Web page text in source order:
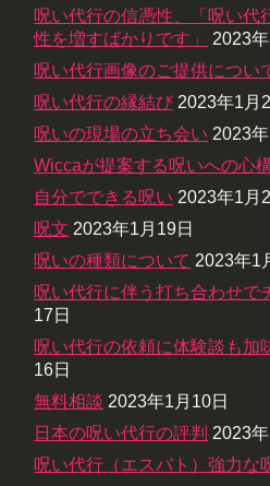
呪い代行の信憑性、「呪い代
性を増すばかりです」
2023
呪い代行画像のご提供につい
呪い代行の縁結び 2023年1月
呪いの現場の立ち会い 2023
Wiccaが提案する呪いへの心
自分でできる呪い 2023年1月
呪文 2023年1月19日
呪いの種類について 2023年1
呪い代行に伴う打ち合わせで
17日
呪い代行の依頼に体験談も加
16日
無料相談 2023年1月10日
日本の呪い代行の評判 2023
呪い代行（エスバト）強力な